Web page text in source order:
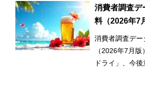
とつの要因と
消費者調査
料（2026年7
パードライ」
ルスコアに
消費者調査デ
（2026年7月
ドライ」、今後